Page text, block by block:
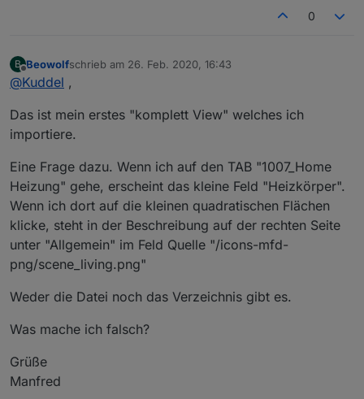
0
B
Offline
Beowolfschrieb am 26. Feb. 2020, 16:43
zuletzt editiert von
@Kuddel ,
Das ist mein erstes "komplett View" welches ich
importiere.
Eine Frage dazu. Wenn ich auf den TAB "1007_Home
Heizung" gehe, erscheint das kleine Feld "Heizkörper".
Wenn ich dort auf die kleinen quadratischen Flächen
klicke, steht in der Beschreibung auf der rechten Seite
unter "Allgemein" im Feld Quelle "/icons-mfd-
png/scene_living.png"
Weder die Datei noch das Verzeichnis gibt es.
Was mache ich falsch?
Grüße
Manfred